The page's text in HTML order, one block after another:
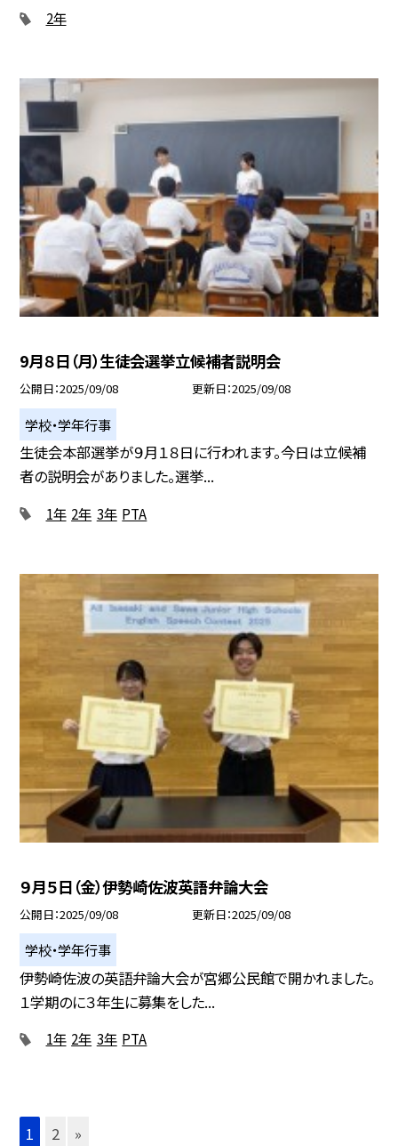
2年
9月８日（月）生徒会選挙立候補者説明会
公開日 2025/09/08 更新日 2025/09/08
学校・学年行事
生徒会本部選挙が９月１８日に行われます。今日は立候補
者の説明会がありました。選挙...
1年 2年 3年 PTA
９月５日（金）伊勢崎佐波英語弁論大会
公開日 2025/09/08 更新日 2025/09/08
学校・学年行事
伊勢崎佐波の英語弁論大会が宮郷公民館で開かれました。
１学期のに３年生に募集をした...
1年 2年 3年 PTA
1 2 »